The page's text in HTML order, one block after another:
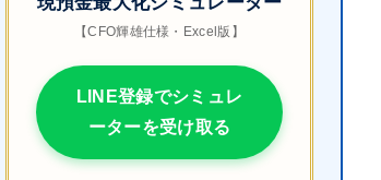
【CFO輝雄仕様・Excel版】
LINE登録でシミュレ
ーターを受け取る